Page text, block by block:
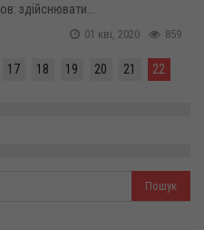
здійснювати...
859
01 кві, 2020
17 18 19 20 21 22